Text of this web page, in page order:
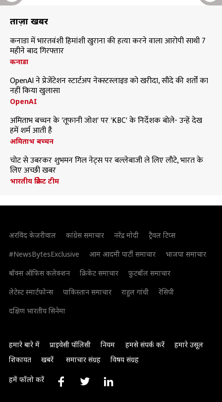
ताज़ा खबरें
कनाडा में भारतवंशी हिमांशी खुराना की हत्या करने वाला आरोपी साथी 7
महीने बाद गिरफ्तार
कनाडा
OpenAI ने प्रेजेंटेशन स्टार्टअप नेक्स्टस्लाइड को खरीदा, सौदे की शर्तों का
नहीं किया खुलासा
OpenAI
अमिताभ बच्चन के 'तूफानी जोश' पर 'KBC' के निर्देशक बोले- उन्हें देख
हमें शर्म आती है
अमिताभ बच्चन
चोट से उबरकर शुभमन गिल नेट्स पर बल्लेबाजी ले लिए लौटे, भारत के
लिए अच्छी खबर
भारतीय क्रिकेट टीम
अरविंद केजरीवाल कांग्रेस समाचार नरेंद्र मोदी
ट्रैवल टिप्स
#NewsBytesExclusive
आम आदमी पार्टी समाचार
भाजपा समाचार
बॉक्स ऑफिस कलेक्शन
क्रिकेट समाचार
फुटबॉल समाचार
लेटेस्ट स्मार्टफोन्स
पाकिस्तान समाचार राहुल गांधी
रेसिपी
दक्षिण भारतीय सिनेमा
हमारे बारे में प्राइवेसी पॉलिसी नियम हमसे संपर्क करें
हमारे उसूल
शिकायत
खबरें समाचार संग्रह विषय संग्रह
हमें फॉलो करें